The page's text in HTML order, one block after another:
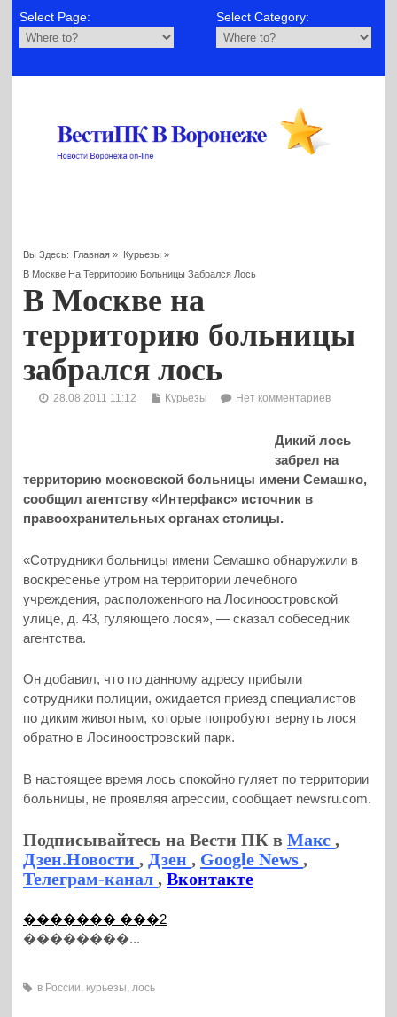
Select Page: Select Category:
Вы Здесь: Главная » Курьезы»
В Москве На Территорию Больницы Забрался Лось
В Москве на
территорию больницы
забрался лось
28.08.2011 11:12 Курьезы Нет комментариев
Дикий лось
забрел на
территорию московской больницы имени Семашко,
сообщил агентству «Интерфакс» источник в
правоохранительных органах столицы.
«Сотрудники больницы имени Семашко обнаружили в
воскресенье утром на территории лечебного
учреждения, расположенного на Лосиноостровской
улице, д. 43, гуляющего лося», — сказал собеседник
агентства.
Он добавил, что по данному адресу прибыли
сотрудники полиции, ожидается приезд специалистов
по диким животным, которые попробуют вернуть лося
обратно в Лосиноостровский парк.
В настоящее время лось спокойно гуляет по территории
больницы, не проявляя агрессии, сообщает newsru.com.
Подписывайтесь на Вести ПК вМакс,
Дзен.Новости, Дзен, Google News,
Телеграм-канал,Вконтакте
������� ���2
��������...
в России, курьезы,лось